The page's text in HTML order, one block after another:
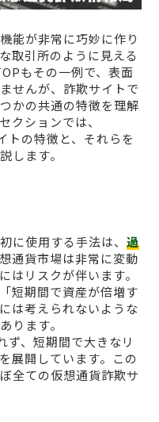
能が非常に巧妙に作り
取引所のように見える
もその一例で、表面
せんが、詐欺サイトで
かの共通の特徴を理解
クションでは、
の特徴と、それらを
します。
に使用する手法は、 過
通貨市場は非常に変動
はリスクが伴います。
短期間で資産が倍増す
は考えられないような
ります。
、短期間で大きなリ
展開しています。この
全ての仮想通貨詐欺サ